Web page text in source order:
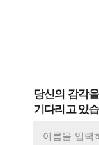
당신의 감각
기다리고 있